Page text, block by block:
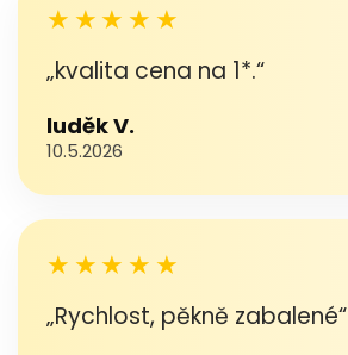
★★★★★
„kvalita cena na 1*.“
luděk V.
10.5.2026
★★★★★
„Rychlost, pěkně zabalené“